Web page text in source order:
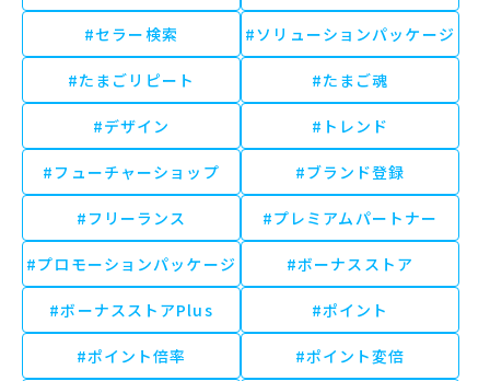
#セラー検索 #ソリューションパッケージ
#たまごリピート #たまご魂
#デザイン #トレンド
#フューチャーショップ #ブランド登録
#フリーランス #プレミアムパートナー
#プロモーションパッケージ #ボーナスストア
#ボーナスストアPlus #ポイント
#ポイント倍率 #ポイント変倍